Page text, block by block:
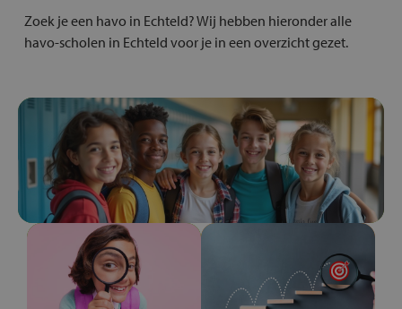
Zoek je een havo in Echteld? Wij hebben hieronder alle
havo-scholen in Echteld voor je in een overzicht gezet.